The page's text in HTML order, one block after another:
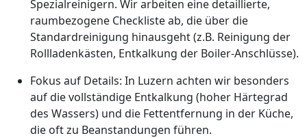
Spezialreinigern. Wir arbeiten eine detaillierte,
raumbezogene Checkliste ab, die über die
Standardreinigung hinausgeht (z.B. Reinigung der
Rollladenkästen, Entkalkung der Boiler-Anschlüsse).
Fokus auf Details: In Luzern achten wir besonders
auf die vollständige Entkalkung (hoher Härtegrad
des Wassers) und die Fettentfernung in der Küche,
die oft zu Beanstandungen führen.